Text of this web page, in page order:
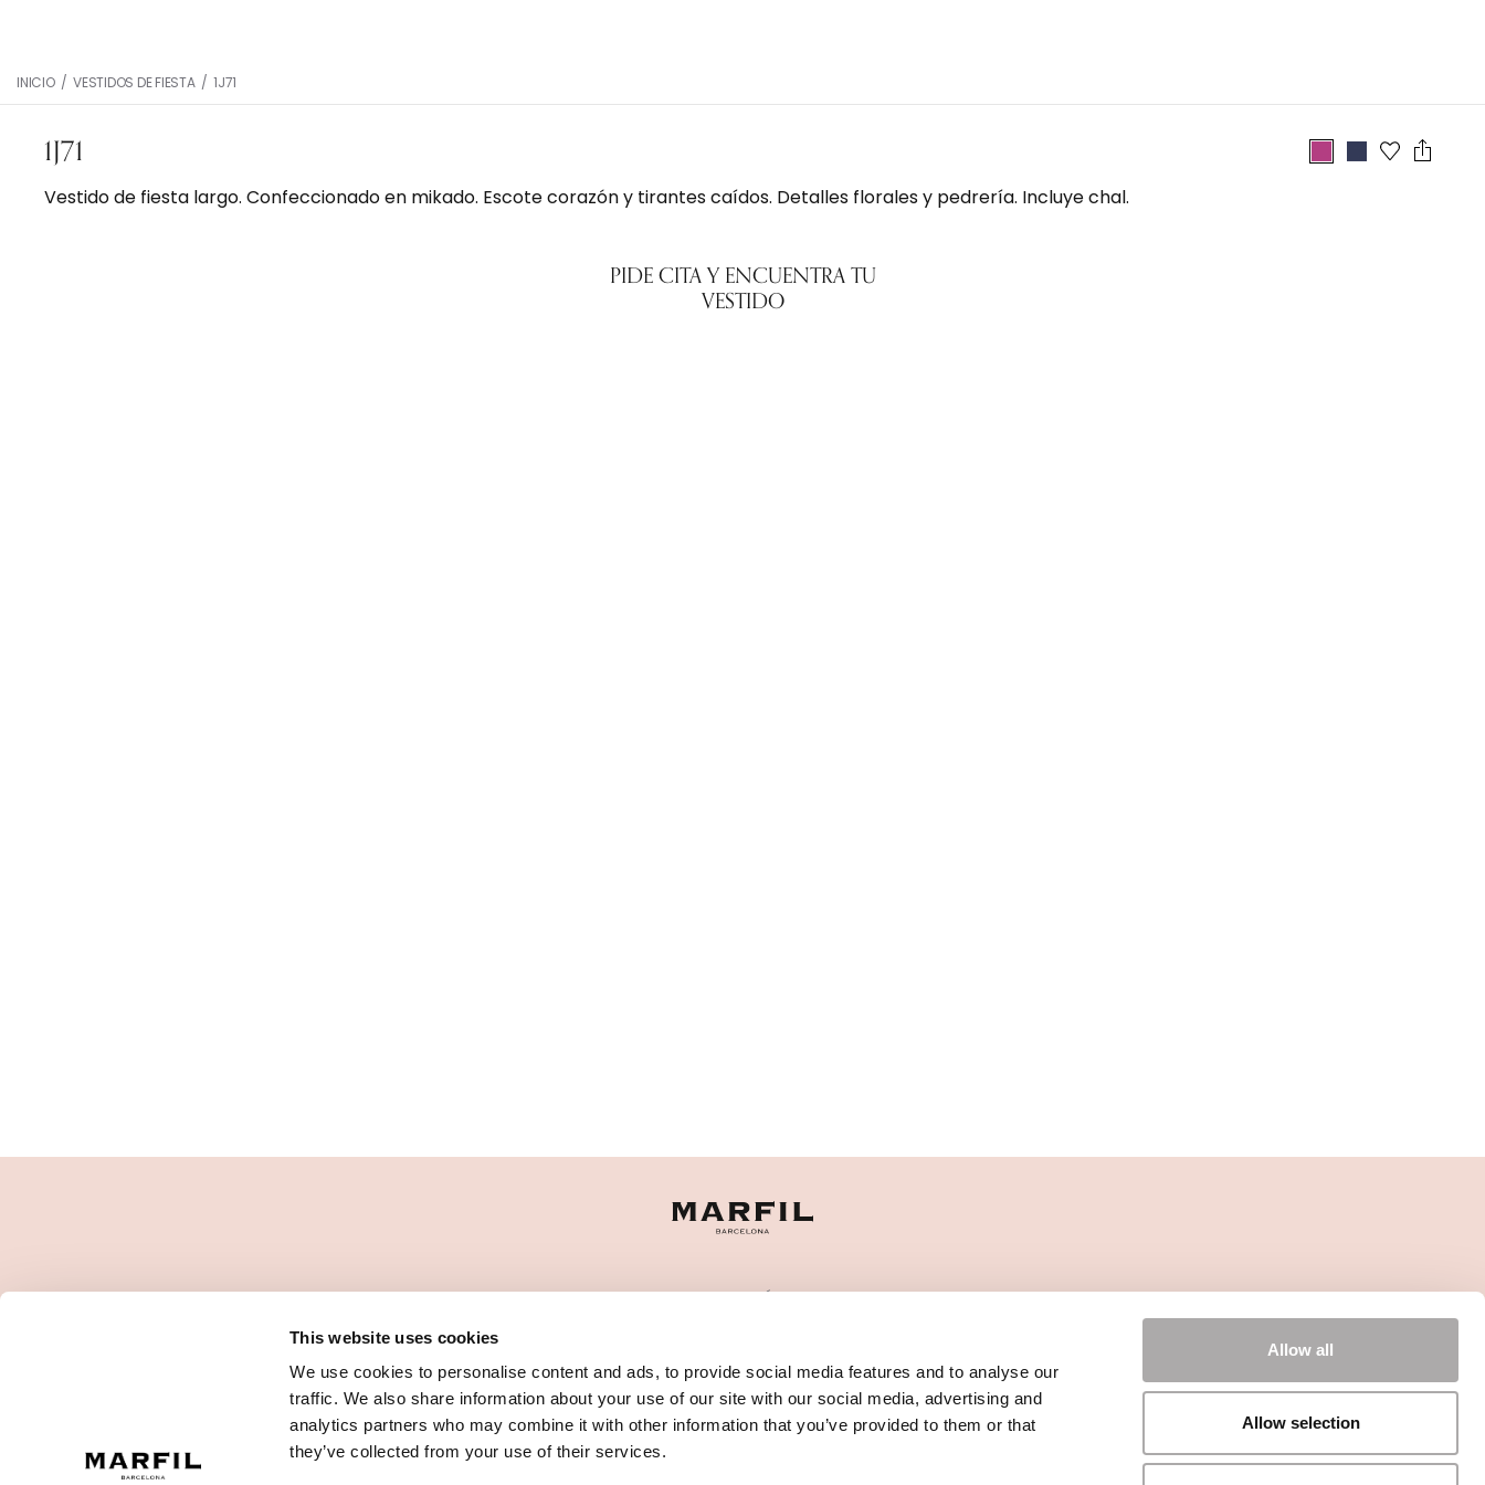
This website uses cookies
We use cookies to personalise content and ads, to provide social media features and to analyse our
traffic. We also share information about your use of our site with our social media, advertising and
analytics partners who may combine it with other information that you’ve provided to them or that
they’ve collected from your use of their services.
Allow all
Allow selection
INICIO / VESTIDOS DE FIESTA / 1J71
1J71
Vestido de fiesta largo. Confeccionado en mikado. Escote corazón y tirantes caídos. Detalles florales y pedrería. Incluye chal.
PIDE CITA Y ENCUENTRA TU
VESTIDO
CATEGORÍAS
PUNTOS DE VENTA